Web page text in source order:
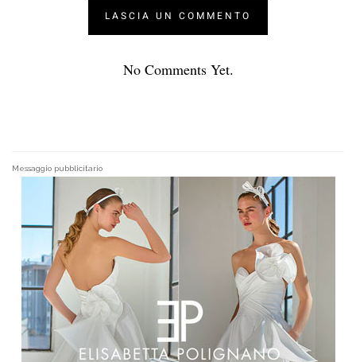
No Comments Yet.
Messaggio pubblicitario